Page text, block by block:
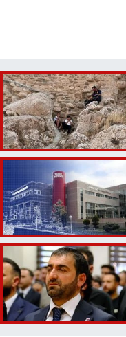
Vasıta
YAŞAM
YEREL